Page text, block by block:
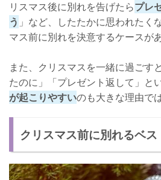
リスマス後に別れを告げたらプレ
う 」など、したたかに思われたく
マス前に別れを決意するケースが
また、クリスマスを一緒に過ごす
たのに」「プレゼント返して」とい
が起こりやすいのも大きな理由で
クリスマス前に別れるベ